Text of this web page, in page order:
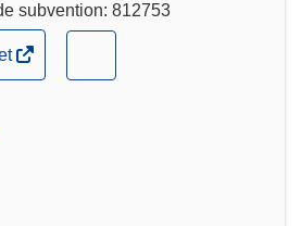
subvention: 812753
dans